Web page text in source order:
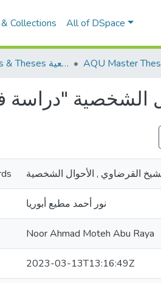
Collections All of DSpace
Dissertations & Theses الرسائل الجامعية
القرضاوي , الأحوال الشخصية
نور أحمد مطيع أبوريا
Noor Ahmad Moteh Abu Raya
2023-03-13T13:16:49Z